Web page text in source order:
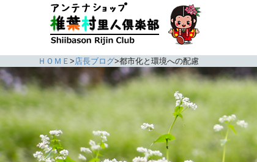
ＨＯＭＥ >店長ブログ>都市化と環境への配慮